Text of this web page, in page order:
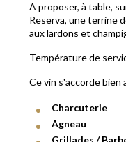
A proposer, à table,
Reserva, une terrine
aux lardons et
Température de
Ce vin s'accorde bien
Charcuterie
Agneau